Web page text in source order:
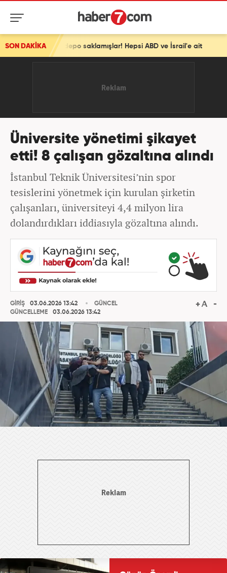
SON DAKİKA
saklamışlar! Hepsi ABD ve İsrail'e ait
Üniversite yönetimi şikayet
etti! 8 çalışan gözaltına alındı
İstanbul Teknik Üniversitesi’nin spor
tesislerini yönetmek için kurulan şirketin
çalışanları, üniversiteyi 4,4 milyon lira
dolandırdıkları iddiasıyla gözaltına alındı.
GİRİŞ
03.06.2026 13:42
GÜNCELLEME
03.06.2026 13:42
GÜNCEL